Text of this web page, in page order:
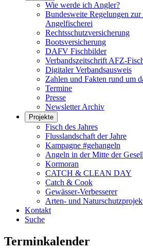
Wie werde ich Angler?
Bundesweite Regelungen
Angelfischerei
Rechtsschutzversicherung
Bootsversicherung
DAFV Fischbilder
Verbandszeitschrift AFZ-
Digitaler Verbandsausweis
Zahlen und Fakten rund um
Termine
Presse
Newsletter Archiv
Projekte
Fisch des Jahres
Flusslandschaft der Jahre
Kampagne #gehangeln
Angeln in der Mitte der
Kormoran
CATCH & CLEAN DAY
Catch & Cook
Gewässer-Verbesserer
Arten- und
Kontakt
Suche
Terminkalender